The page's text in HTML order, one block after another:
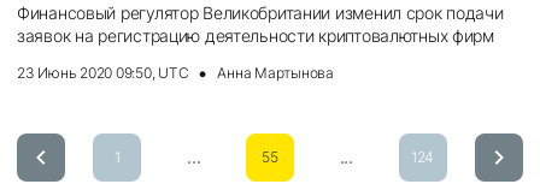
Финансовый регулятор Великобритании изменил срок подачи
заявок на регистрацию деятельности криптовалютных фирм
23 Июнь 2020 09:50, UTC Анна Мартынова
1 ... 55 ... 124